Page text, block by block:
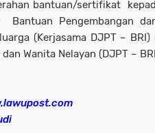
bantuan/sertifikat
Bantuan Pengembangan
(Kerjasama DJPT –
Wanita Nelayan (DJPT –